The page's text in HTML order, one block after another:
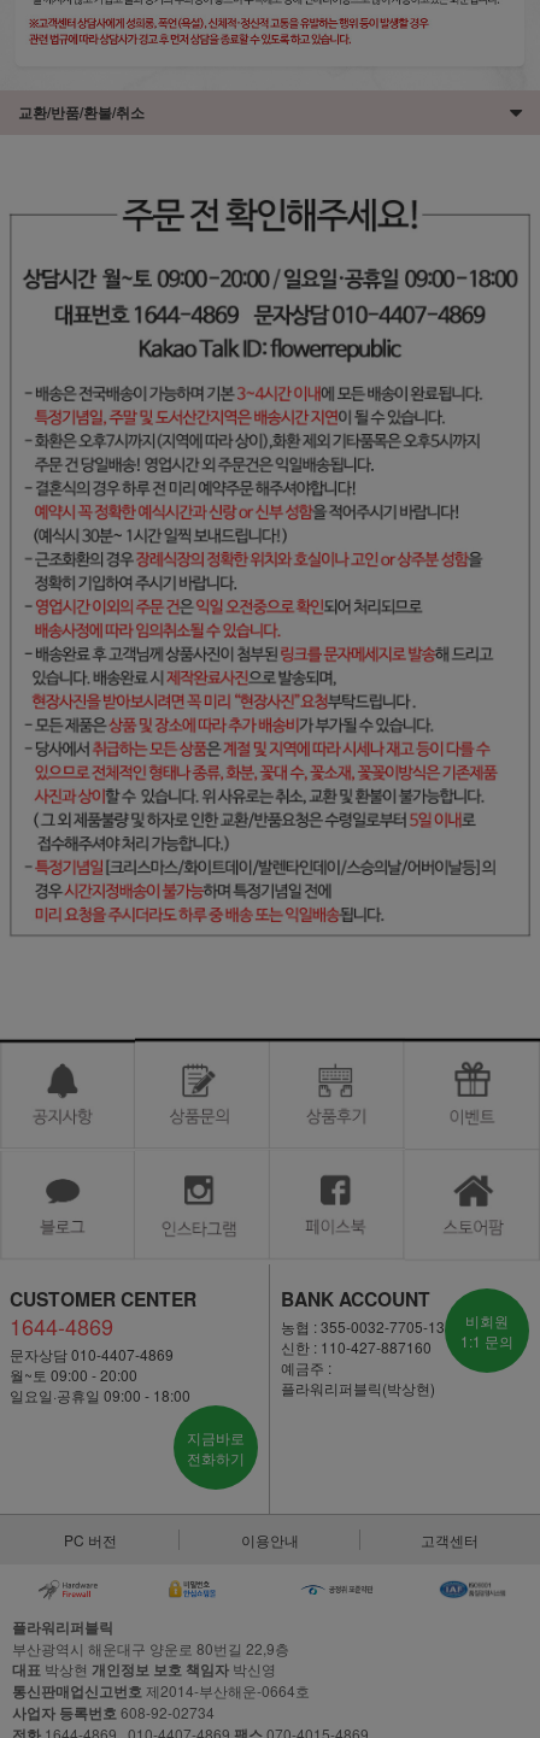
교환/반품/환불/취소
CUSTOMER CENTER
1644-4869
문자상담 010-4407-4869
월~토 09:00 - 20:00
일요일·공휴일 09:00 - 18:00
지금바로
전화하기
BANK ACCOUNT
농협 : 355-0032-7705-13
신한 : 110-427-887160
예금주 :
플라워리퍼블릭(박상현)
비회원
1:1 문의
PC 버전 이용안내 고객센터
플라워리퍼블릭
부산광역시 해운대구 양운로 80번길 22,9층
대표 박상현 개인정보 보호 책임자 박신영
통신판매업신고번호제2014-부산해운-0664호
사업자 등록번호608-92-02734